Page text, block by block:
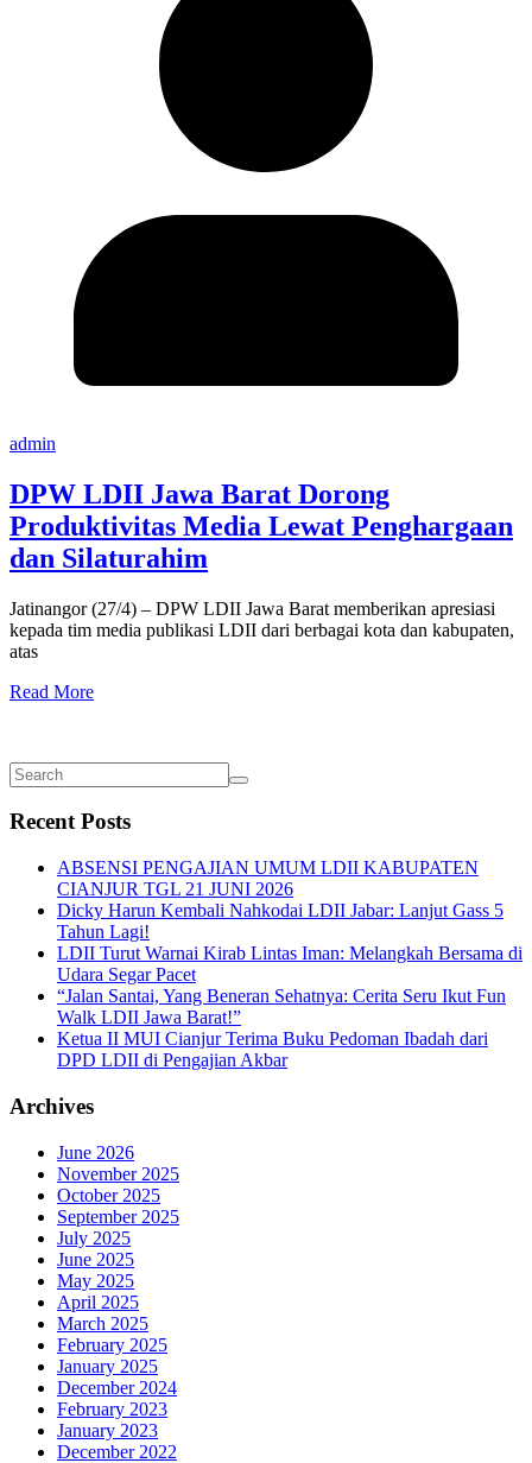
admin
DPW LDII Jawa Barat Dorong
Produktivitas Media Lewat Penghargaan
dan Silaturahim
Jatinangor (27/4) – DPW LDII Jawa Barat memberikan apresiasi
kepada tim media publikasi LDII dari berbagai kota dan kabupaten,
atas
Read More
Recent Posts
ABSENSI PENGAJIAN UMUM LDII KABUPATEN
CIANJUR TGL 21 JUNI 2026
Dicky Harun Kembali Nahkodai LDII Jabar: Lanjut Gass 5
Tahun Lagi!
LDII Turut Warnai Kirab Lintas Iman: Melangkah Bersama di
Udara Segar Pacet
“Jalan Santai, Yang Beneran Sehatnya: Cerita Seru Ikut Fun
Walk LDII Jawa Barat!”
Ketua II MUI Cianjur Terima Buku Pedoman Ibadah dari
DPD LDII di Pengajian Akbar
Archives
June 2026
November 2025
October 2025
September 2025
July 2025
June 2025
May 2025
April 2025
March 2025
February 2025
January 2025
December 2024
February 2023
January 2023
December 2022